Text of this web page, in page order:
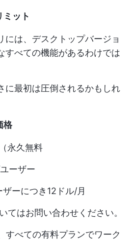
ミット
には、デスクトップバージョ
すべての機能があるわけでは
に最初は圧倒されるかもしれ
格
（永久無料
ーザー
ザーにつき12ドル/月
てはお問い合わせください。
すべての有料プランでワーク